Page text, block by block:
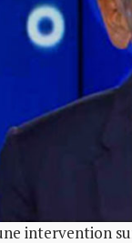
intervention